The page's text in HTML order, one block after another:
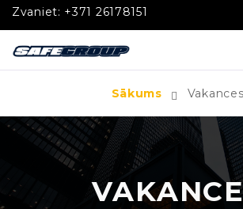
Zvaniet: +371 26178151
Sākums Vakances